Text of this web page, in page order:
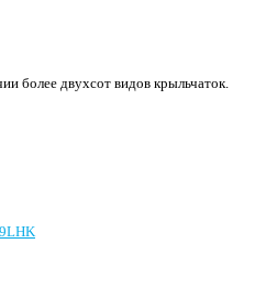
более двухсот видов крыльчаток.